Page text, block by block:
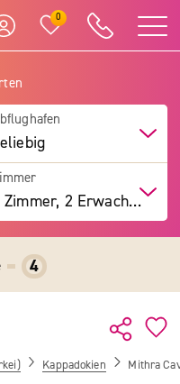
0
1 Zimmer, 2 Erwachsene
4
Kappadokien Mithra